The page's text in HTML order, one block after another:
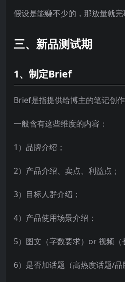
假设是能赚不少的，那放量就完
三、新品测试期
1、制定Brief
Brief是指提供给博主的笔记创作
一般含有这些维度的内容：
1）品牌介绍；
2）产品介绍、卖点、利益点；
3）目标人群介绍；
4）产品使用场景介绍；
5）图文（字数要求）or 视频（
6）是否加话题（高热度话题/品